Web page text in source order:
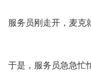
服务员刚走开，麦克
于是，服务员急急忙